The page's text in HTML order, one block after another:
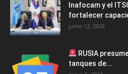
Inafocam y el
fortalecer
junio 12, 2026
RUSIA
tanques de...